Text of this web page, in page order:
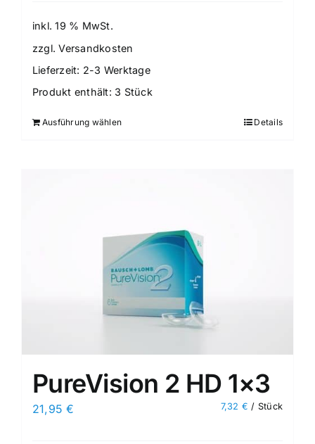
inkl. 19 % MwSt.
zzgl.Versandkosten
Lieferzeit: 2-3 Werktage
Produkt enthält: 3 Stück
Ausführung wählen Details
PureVision 2 HD 1×3
21,95€ 7,32 € / Stück